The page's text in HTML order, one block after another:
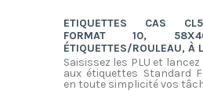
ETIQUETTES CAS
FORMAT 10,
ÉTIQUETTES/ROULEAU, À
Saisissez les PLU et
aux étiquettes Standard
en toute simplicité vos